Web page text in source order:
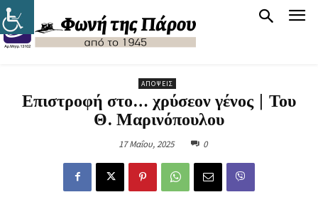
ΑΠΌΨΕΙΣ
Επιστροφή στο… χρύσεον γένος | Του
Θ. Μαρινόπουλου
17 Μαΐου, 2025 0